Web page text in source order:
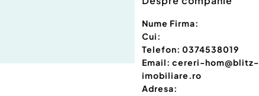
Nume Firma:
Cui:
Telefon: 0374538019
Email: cereri-hom@blitz-
imobiliare.ro
Adresa: